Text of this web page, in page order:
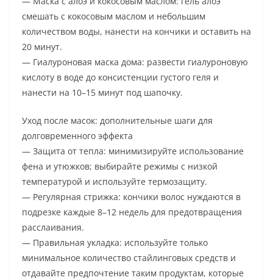
смешать с кокосовым маслом и небольшим
количеством воды, нанести на кончики и оставить на
20 минут.
— Гиалуроновая маска дома: развести гиалуроновую
кислоту в воде до консистенции густого геля и
нанести на 10–15 минут под шапочку.
Уход после масок: дополнительные шаги для
долговременного эффекта
— Защита от тепла: минимизируйте использование
фена и утюжков; выбирайте режимы с низкой
температурой и используйте термозащиту.
— Регулярная стрижка: кончики волос нуждаются в
подрезке каждые 8–12 недель для предотвращения
расслаивания.
— Правильная укладка: используйте только
минимальное количество стайлинговых средств и
отдавайте предпочтение таким продуктам, которые